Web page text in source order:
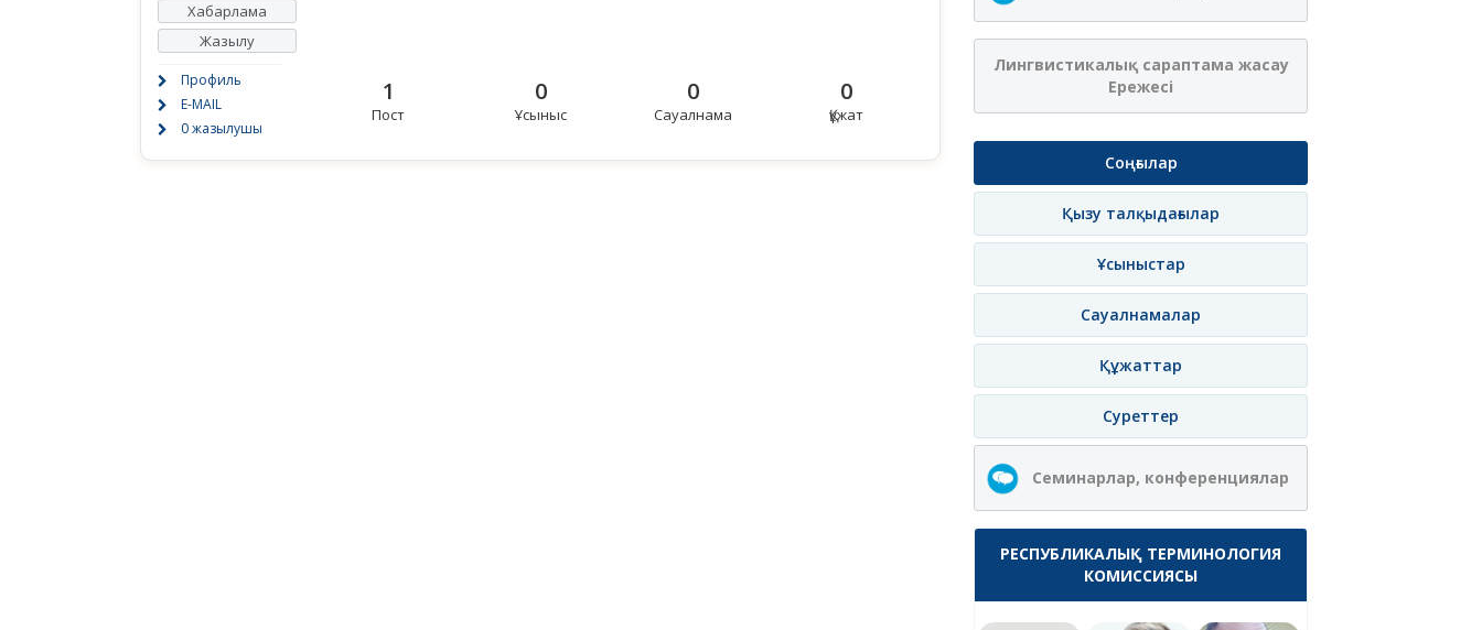
Хабарлама
Жазылу
Профиль
E-MAIL
0 жазылушы
1
Пост
0
Ұсыныс
0
Сауалнама
0
Құжат
Лингвистикалық сараптама жасау
Ережесі
Соңғылар
Қызу талқыдағылар
Ұсыныстар
Сауалнамалар
Құжаттар
Суреттер
Семинарлар, конференциялар
РЕСПУБЛИКАЛЫҚ ТЕРМИНОЛОГИЯ
КОМИССИЯСЫ